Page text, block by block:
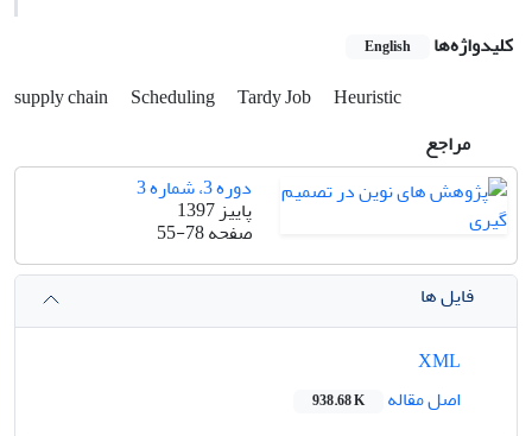
کلیدواژه‌ها English
supply chain Scheduling Tardy Job
Heuristic
مراجع
دوره 3، شماره 3
پاییز 1397
صفحه55-78
فایل ها
اصل مقاله
938.68 K